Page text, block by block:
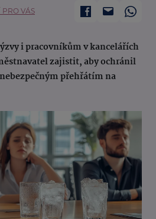
VÁS
i pracovníkům v kancelářích
zajistit, aby ochránil
přehřátím na